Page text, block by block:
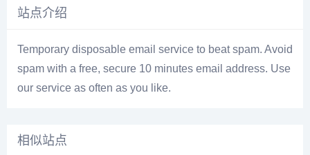
站点介绍
Temporary disposable email service to beat spam. Avoid
spam with a free, secure 10 minutes email address. Use
our service as often as you like.
相似站点